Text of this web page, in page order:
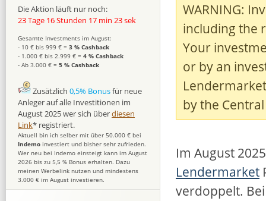
WARNING:
including the
Your
or by an
by the
Im August
Lendermarket
verdoppelt.
Die Aktion läuft nur noch:
23 Tage 16 Stunden 17 min 22 sek
Gesamte Investments im August:
- 10 € bis 999 € = 3 % Cashback
- 1.000 € bis 2.999 € = 4 % Cashback
- Ab 3.000 € = 5 % Cashback
Zusätzlich 0,5% Bonusfür neue
Anleger auf alle Investitionen im
August 2025 wer sich überdiesen
Link* registriert.
Aktuell bin ich selber mit über 50.000 € bei
Indemo investiert und bisher sehr zufrieden.
Wer neu bei Indemo einsteigt kann im August
2026 bis zu 5,5 % Bonus erhalten. Dazu
meinen Werbelink nutzen und mindestens
3.000 € im August investieren.